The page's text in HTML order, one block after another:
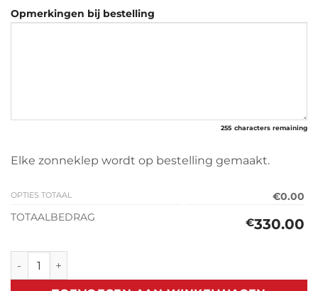
Opmerkingen bij bestelling
255 characters remaining
Elke zonneklep wordt op bestelling gemaakt.
OPTIES TOTAAL
€0.00
TOTAALBEDRAG
€330.00
Zonneklep Mitsubishi Pajero MK2 (1991-1999) aantal